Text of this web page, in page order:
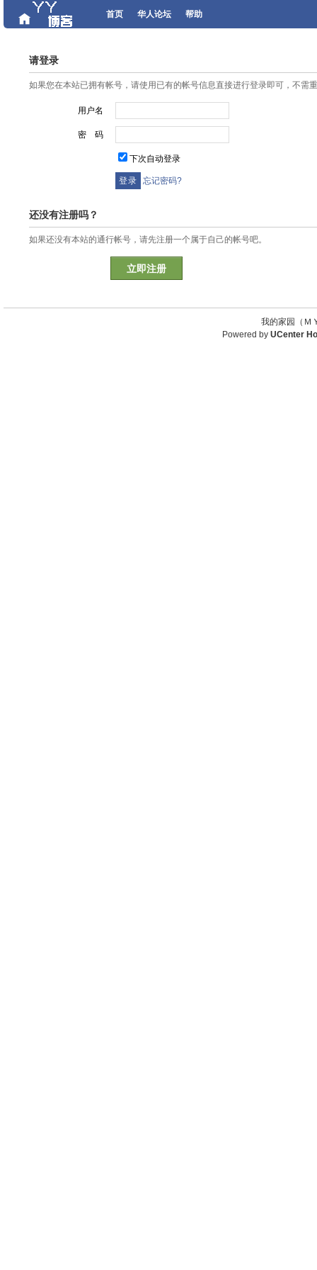
首页 华人论坛 帮助
请登录
如果您在本站已拥有帐号，请使用已有的帐号信息直接进行登录即可，不需
用户名
密 码
下次自动登录
忘记密码?
还没有注册吗？
如果还没有本站的通行帐号，请先注册一个属于自己的帐号吧。
立即注册
我的家园（
Powered by UCenter